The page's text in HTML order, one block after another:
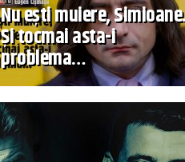
Nu ești muiere,
Și tocmai asta-i
problema…